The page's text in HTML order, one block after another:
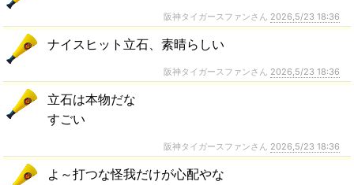
阪神タイガースファンさん 2026,5/23 18:36
ナイスヒット立石、素晴らしい
阪神タイガースファンさん 2026,5/23 18:36
立石は本物だな
すごい
阪神タイガースファンさん 2026,5/23 18:36
よ～打つな怪我だけが心配やな